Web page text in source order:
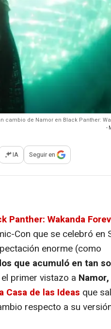
cambio de Namor en Black Panther:
-
opciones para compartir
IA Seguir en
Panther: Wakanda
Con que se celebró en
enorme (como
que acumuló en tan
primer vistazo a
Casa de las Ideas que
respecto a su